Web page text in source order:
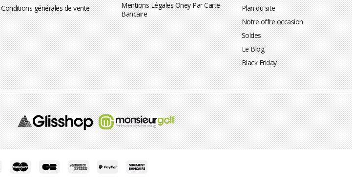
Conditions générales de vente
Mentions Légales Oney Par Carte
Bancaire
Plan du site
Notre offre occasion
Soldes
Le Blog
Black Friday